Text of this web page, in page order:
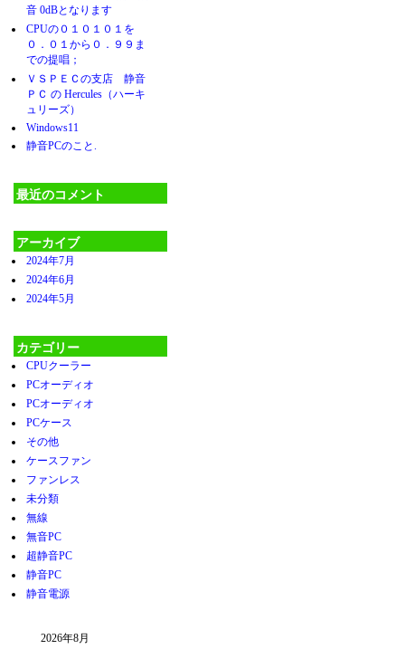
音 0dBとなります
CPUの０１０１０１を
０．０１から０．９９ま
での提唱；
ＶＳＰＥＣの支店 静音
ＰＣ の Hercules（ハーキ
ュリーズ）
Windows11
静音PCのこと.
最近のコメント
アーカイブ
2024年7月
2024年6月
2024年5月
カテゴリー
CPUクーラー
PCオーディオ
PCオーディオ
PCケース
その他
ケースファン
ファンレス
未分類
無線
無音PC
超静音PC
静音PC
静音電源
2026年8月